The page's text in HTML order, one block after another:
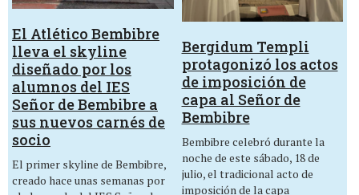
El Atlético Bembibre
lleva el skyline
diseñado por los
alumnos del IES
Señor de Bembibre a
sus nuevos carnés de
socio
El primer skyline de Bembibre,
creado hace unas semanas por
Bergidum Templi
protagonizó los actos
de imposición de
capa al Señor de
Bembibre
Bembibre celebró durante la
noche de este sábado, 18 de
julio, el tradicional acto de
imposición de la capa